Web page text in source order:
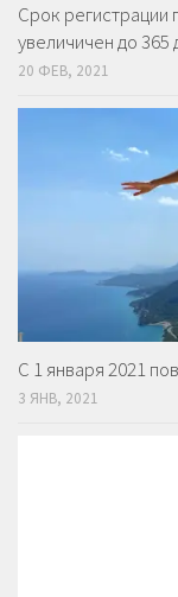
Срок регистрации
увеличичен до 365
20 ФЕВ, 2021
С 1 января 2021
3 ЯНВ, 2021